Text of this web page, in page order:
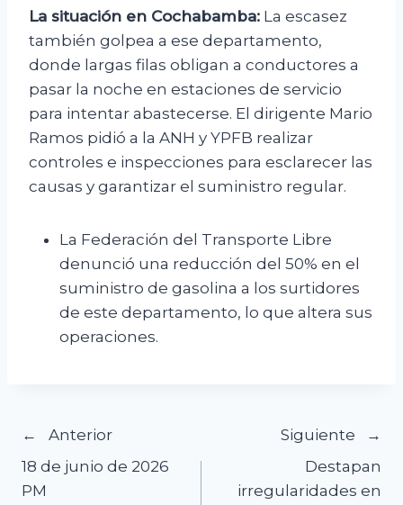
La situación en Cochabamba: La escasez
también golpea a ese departamento,
donde largas filas obligan a conductores a
pasar la noche en estaciones de servicio
para intentar abastecerse. El dirigente Mario
Ramos pidió a la ANH y YPFB realizar
controles e inspecciones para esclarecer las
causas y garantizar el suministro regular.
La Federación del Transporte Libre
denunció una reducción del 50% en el
suministro de gasolina a los surtidores
de este departamento, lo que altera sus
operaciones.
Navegación
de
Anterior
18 de junio de 2026
PM
Siguiente
Destapan
irregularidades en